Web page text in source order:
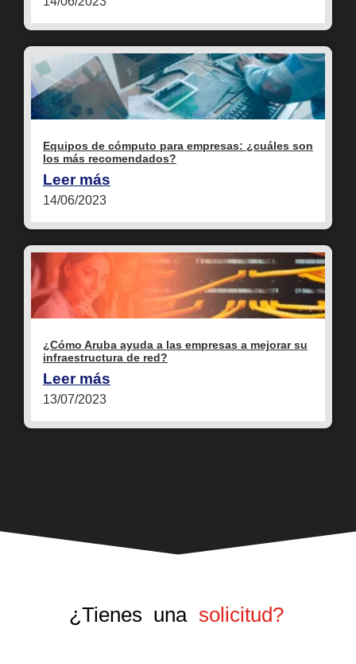
Equipos de cómputo para empresas: ¿cuáles son
los más recomendados?
Leer más
14/06/2023
¿Cómo Aruba ayuda a las empresas a mejorar su
infraestructura de red?
Leer más
13/07/2023
¿Tienes una solicitud?